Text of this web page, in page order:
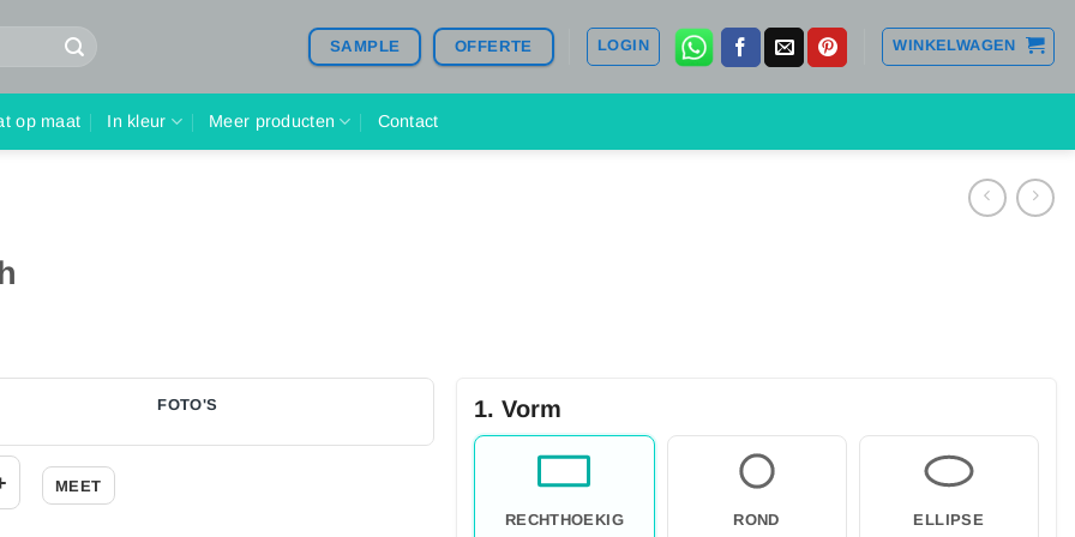
SAMPLE OFFERTE LOGIN WINKELWAGEN
op maat In kleur Meer producten Contact
FOTO'S
MEET
1. Vorm
RECHTHOEKIG ROND ELLIPSE